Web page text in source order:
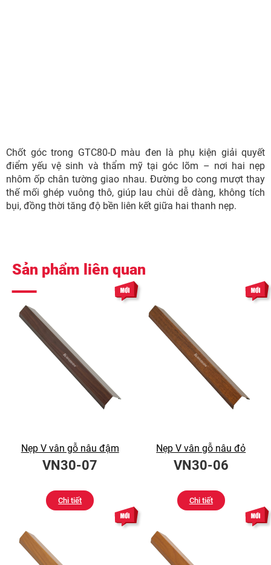
Chốt góc trong GTC80-D màu đen là phụ kiện giải quyết
điểm yếu vệ sinh và thẩm mỹ tại góc lõm – nơi hai nẹp
nhôm ốp chân tường giao nhau. Đường bo cong mượt thay
thế mối ghép vuông thô, giúp lau chùi dễ dàng, không tích
bụi, đồng thời tăng độ bền liên kết giữa hai thanh nẹp.
Sản phẩm liên quan
Nẹp V vân gỗ nâu đậm
VN30-07
Chi tiết
Nẹp V vân gỗ nâu đỏ
VN30-06
Chi tiết